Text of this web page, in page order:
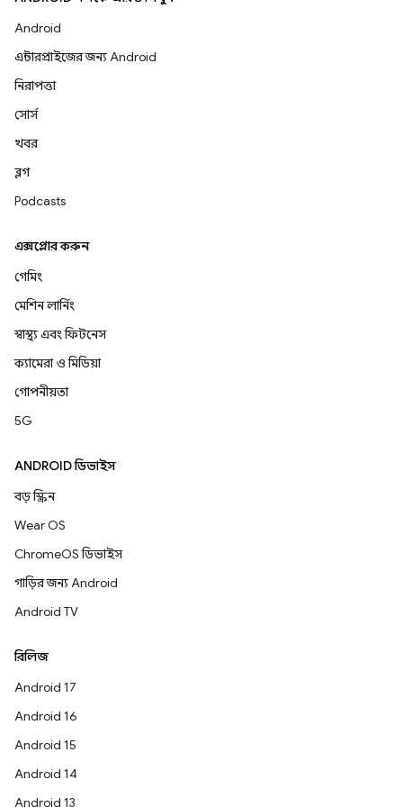
Android
এন্টারপ্রাইজের জন্য Android
নিরাপত্তা
সোর্স
খবর
ব্লগ
Podcasts
এক্সপ্লোর করুন
গেমিং
মেশিন লার্নিং
স্বাস্থ্য এবং ফিটনেস
ক্যামেরা ও মিডিয়া
গোপনীয়তা
5G
ANDROID ডিভাইস
বড় স্ক্রিন
Wear OS
ChromeOS ডিভাইস
গাড়ির জন্য Android
Android TV
রিলিজ
Android 17
Android 16
Android 15
Android 14
Android 13